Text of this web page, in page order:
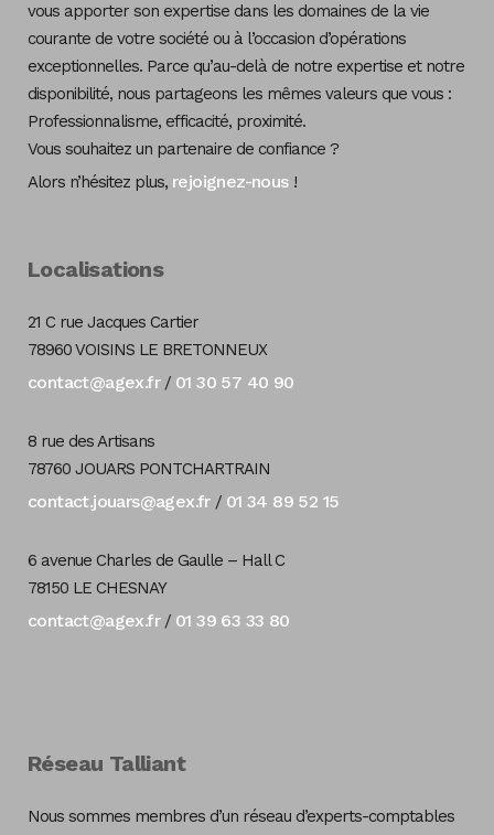
vous apporter son expertise dans les domaines de la vie
courante de votre société ou à l’occasion d’opérations
exceptionnelles. Parce qu’au-delà de notre expertise et notre
disponibilité, nous partageons les mêmes valeurs que vous :
Professionnalisme, efficacité, proximité.
Vous souhaitez un partenaire de confiance ?
Alors n’hésitez plus, rejoignez-nous!
Localisations
21 C rue Jacques Cartier
78960 VOISINS LE BRETONNEUX
contact@agex.fr/ 01 30 57 40 90
8 rue des Artisans
78760 JOUARS PONTCHARTRAIN
contact.jouars@agex.fr/ 01 34 89 52 15
6 avenue Charles de Gaulle – Hall C
78150 LE CHESNAY
contact@agex.fr/ 01 39 63 33 80
Réseau Talliant
Nous sommes membres d’un réseau d’experts-comptables